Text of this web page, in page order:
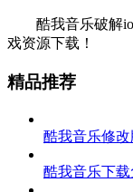
酷我音乐破解ios
戏资源下载！
精品推荐
酷我音乐修改
酷我音乐下载